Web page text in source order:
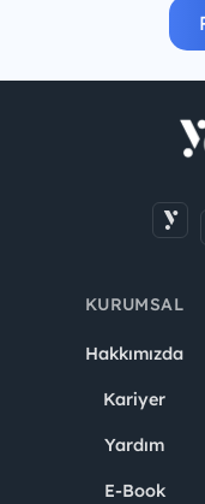
KURUMSAL
Hakkımızda
Kariyer
Yardım
E-Book